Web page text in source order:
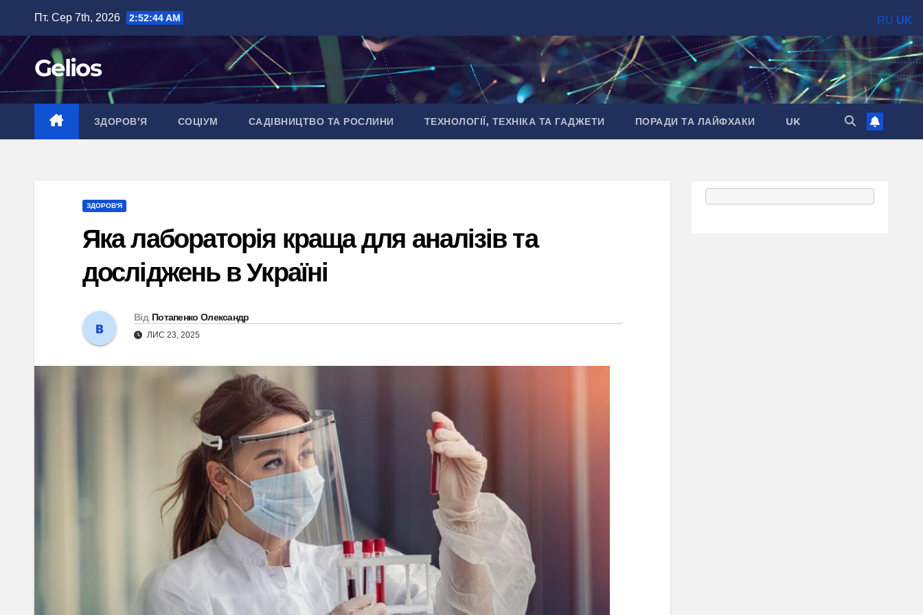
вмісту
Пт. Сер 7th, 2026 2:52:45 AM
Gelios
ЗДОРОВ’Я СОЦІУМ САДІВНИЦТВО ТА РОСЛИНИ ТЕХНОЛОГІЇ, ТЕХНІКА ТА ГАДЖЕТИ ПОРАДИ ТА ЛАЙФХАКИ UK
ЗДОРОВ'Я
Яка лабораторія краща для аналізів та
досліджень в Україні
Від Потапенко Олександр
ЛИС 23, 2025
RU UK